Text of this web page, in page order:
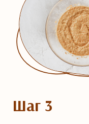
Шаг 3